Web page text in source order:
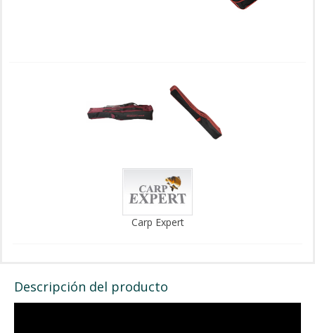
Carp Expert
Descripción del producto